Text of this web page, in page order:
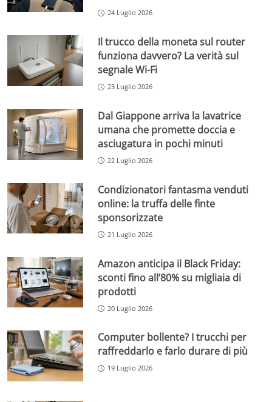
24 Luglio 2026
Il trucco della moneta sul router
funziona davvero? La verità sul
segnale Wi-Fi
23 Luglio 2026
Dal Giappone arriva la lavatrice
umana che promette doccia e
asciugatura in pochi minuti
22 Luglio 2026
Condizionatori fantasma venduti
online: la truffa delle finte
sponsorizzate
21 Luglio 2026
Amazon anticipa il Black Friday:
sconti fino all’80% su migliaia di
prodotti
20 Luglio 2026
Computer bollente? I trucchi per
raffreddarlo e farlo durare di più
19 Luglio 2026